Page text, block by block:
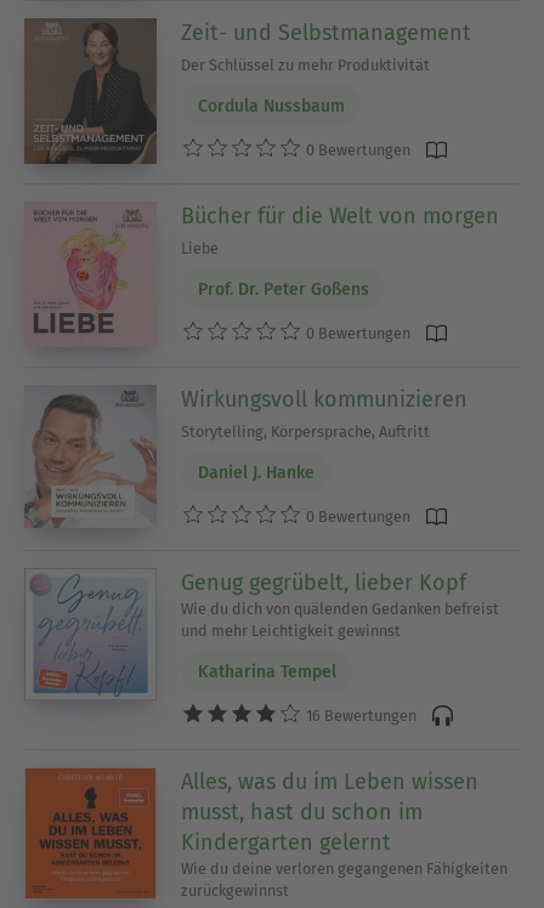
Zeit- und Selbstmanagement
Der Schlüssel zu mehr Produktivität
Cordula Nussbaum
0 Bewertungen
Bücher für die Welt von morgen
Liebe
Prof. Dr. Peter Goßens
0 Bewertungen
Wirkungsvoll kommunizieren
Storytelling, Körpersprache, Auftritt
Daniel J. Hanke
0 Bewertungen
Genug gegrübelt, lieber Kopf
Wie du dich von quälenden Gedanken befreist
und mehr Leichtigkeit gewinnst
Katharina Tempel
16 Bewertungen
Alles, was du im Leben wissen
musst, hast du schon im
Kindergarten gelernt
Wie du deine verloren gegangenen Fähigkeiten
zurückgewinnst